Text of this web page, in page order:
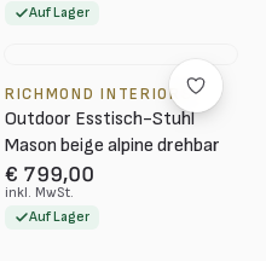
Auf Lager
RICHMOND INTERIORS
Outdoor Esstisch-Stuhl
Mason beige alpine drehbar
€ 799,00
inkl. MwSt.
Auf Lager